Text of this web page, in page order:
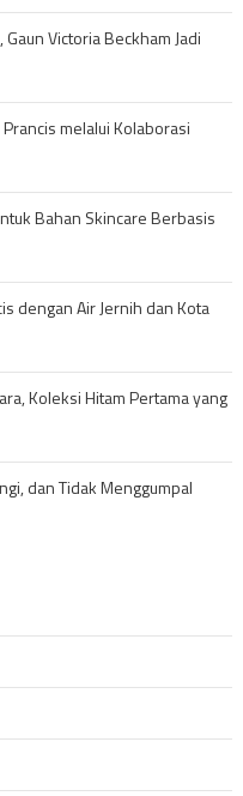
Victoria Beckham Jadi
melalui Kolaborasi
Bahan Skincare Berbasis
dengan Air Jernih dan Kota
Koleksi Hitam Pertama yang
dan Tidak Menggumpal